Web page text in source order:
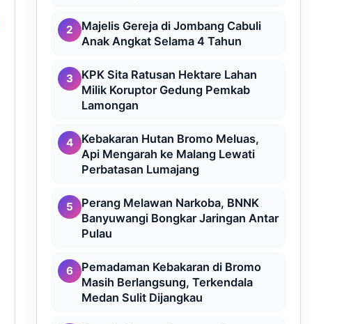
2
Majelis Gereja di Jombang Cabuli
Anak Angkat Selama 4 Tahun
3
KPK Sita Ratusan Hektare Lahan
Milik Koruptor Gedung Pemkab
Lamongan
4
Kebakaran Hutan Bromo Meluas,
Api Mengarah ke Malang Lewati
Perbatasan Lumajang
5
Perang Melawan Narkoba, BNNK
Banyuwangi Bongkar Jaringan Antar
Pulau
6
Pemadaman Kebakaran di Bromo
Masih Berlangsung, Terkendala
Medan Sulit Dijangkau